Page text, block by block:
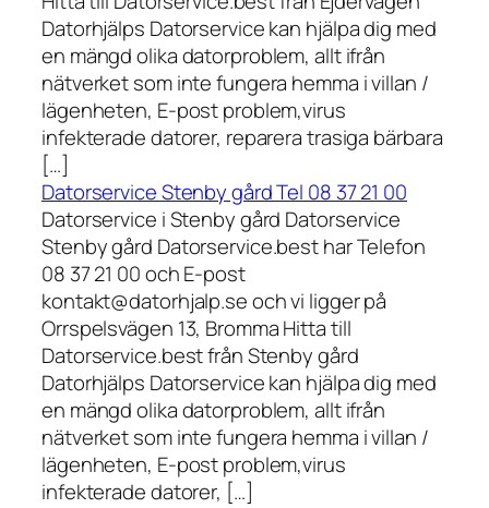
Datorhjälps Datorservice kan hjälpa dig med
en mängd olika datorproblem, allt ifrån
nätverket som inte fungera hemma i villan /
lägenheten, E-post problem,virus
infekterade datorer, reparera trasiga bärbara
[…]
Datorservice Stenby gård Tel 08 37 21 00
Datorservice i Stenby gård Datorservice
Stenby gård Datorservice.best har Telefon
08 37 21 00 och E-post
kontakt@datorhjalp.se och vi ligger på
Orrspelsvägen 13, Bromma Hitta till
Datorservice.best från Stenby gård
Datorhjälps Datorservice kan hjälpa dig med
en mängd olika datorproblem, allt ifrån
nätverket som inte fungera hemma i villan /
lägenheten, E-post problem,virus
infekterade datorer, […]